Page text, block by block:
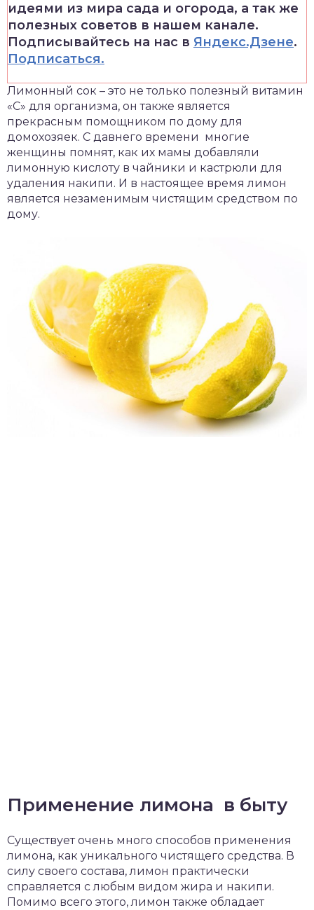
идеями из мира сада и огорода, а так же
полезных советов в нашем канале.
Подписывайтесь на нас в Яндекс.Дзене.
Подписаться.
Лимонный сок – это не только полезный витамин
«С» для организма, он также является
прекрасным помощником по дому для
домохозяек. С давнего времени многие
женщины помнят, как их мамы добавляли
лимонную кислоту в чайники и кастрюли для
удаления накипи. И в настоящее время лимон
является незаменимым чистящим средством по
дому.
Применение лимона в быту
Существует очень много способов применения
лимона, как уникального чистящего средства. В
силу своего состава, лимон практически
справляется с любым видом жира и накипи.
Помимо всего этого, лимон также обладает